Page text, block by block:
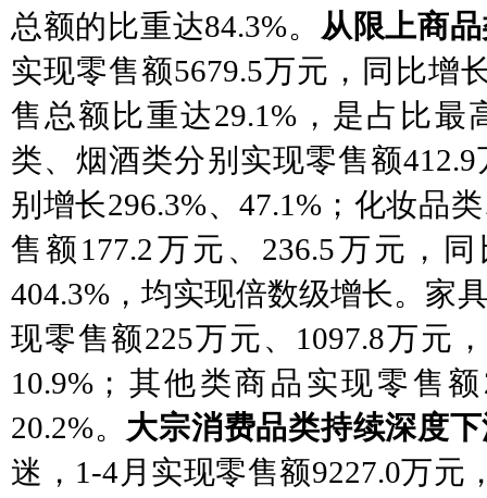
总额的比重达84.3%。 从限上商
实现零售额5679.5万元，同比增
售总额比重达29.1%，是占比最
类、烟酒类分别实现零售额
别增长296.3%、47.1%；化妆品
售额177.2万元、236.5万元，
404.3%，均实现倍数级增长。家
现零售额225万元、1097.8万元
10.9%；其他类商品实现零售
20.2%。 大宗消费品类持续深度
迷， 1-4月实现零售额9227.0万元